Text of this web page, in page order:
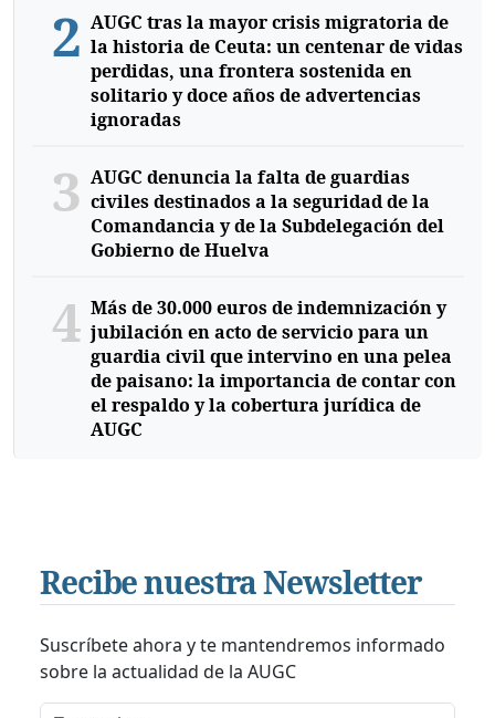
2 AUGC tras la mayor crisis migratoria de
la historia de Ceuta: un centenar de vidas
perdidas, una frontera sostenida en
solitario y doce años de advertencias
ignoradas
3 AUGC denuncia la falta de guardias
civiles destinados a la seguridad de la
Comandancia y de la Subdelegación del
Gobierno de Huelva
4 Más de 30.000 euros de indemnización y
jubilación en acto de servicio para un
guardia civil que intervino en una pelea
de paisano: la importancia de contar con
el respaldo y la cobertura jurídica de
AUGC
Recibe nuestra Newsletter
Suscríbete ahora y te mantendremos informado
sobre la actualidad de la AUGC